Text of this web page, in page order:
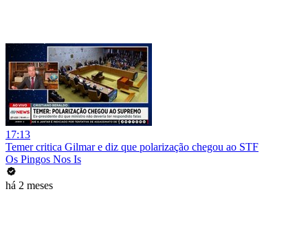
17:13
Temer critica Gilmar e diz que polarização chegou ao STF
Os Pingos Nos Is
há 2 meses